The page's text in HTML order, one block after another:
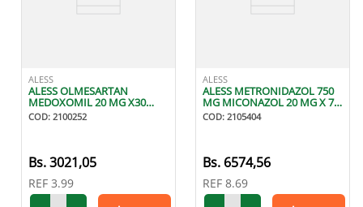
ALESS
ALESS OLMESARTAN
MEDOXOMIL 20 MG X30
TABLETAS
COD: 2100252
3021,05
REF 3.99
ALESS
ALESS METRONIDAZOL 750
MG MICONAZOL 20 MG X 7
OVULOS
COD: 2105404
6574,56
REF 8.69